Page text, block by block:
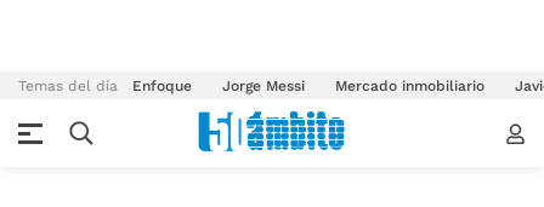
Temas del día Enfoque Jorge Messi Mercado inmobiliario